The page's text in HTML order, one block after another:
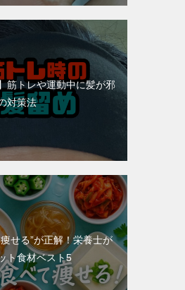
筋トレや運動中に髪が邪
対策法
せる”が正解！栄養士が
ト食材ベスト5